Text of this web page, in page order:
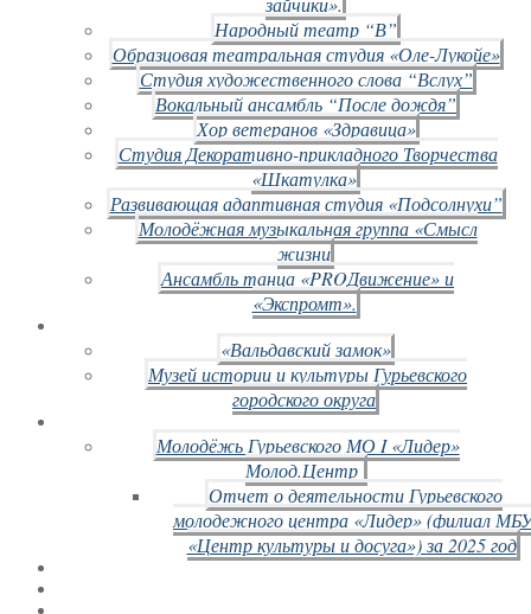
Народный театр “В”
Образцовая театральная студия «Оле-Лукойе»
Студия художественного слова “Вслух”
Вокальный ансамбль “После дождя”
Хор ветеранов «Здравица»
Студия Декоративно-прикладного Творчества
«Шкатулка»
Развивающая адаптивная студия «Подсолнухи”
Молодёжная музыкальная группа «Смысл
жизни
Ансамбль танца «PROДвижение» и
«Экспромт».
«Вальдавский замок»
Музей истории и культуры Гурьевского
городского округа
Молодёжь Гурьевского МО I «Лидер»
Молод.Центр
Отчет о деятельности Гурьевского
молодежного центра «Лидер» (филиал
«Центр культуры и досуга») за 2025 год